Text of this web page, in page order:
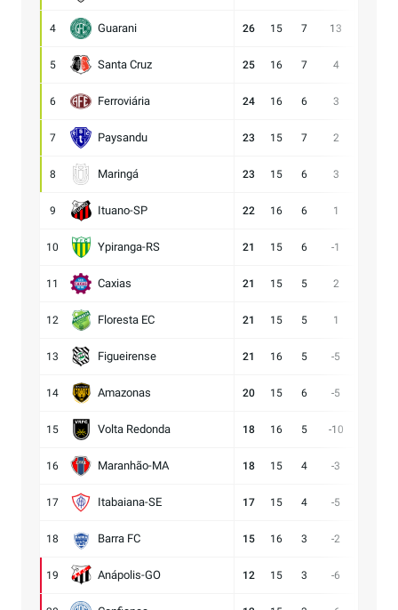
4 Guarani 26 15 7 13
5 Santa Cruz 25 16 7 4
6 Ferroviária 24 16 6 3
7 Paysandu 23 15 7 2
8 Maringá 23 15 6 3
9 Ituano-SP 22 16 6 1
10 Ypiranga-RS 21 15 6 -1
11 Caxias 21 15 5 2
12 Floresta EC 21 15 5 1
13 Figueirense 21 16 5 -5
14 Amazonas 20 15 6 -5
15 Volta Redonda 18 16 5 -10
16 Maranhão-MA 18 15 4 -3
17 Itabaiana-SE 17 15 4 -5
18 Barra FC 15 16 3 -2
19 Anápolis-GO 12 15 3 -6